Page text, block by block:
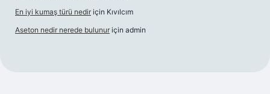
En iyi kumaş türü nedir için Kıvılcım
Aseton nedir nerede bulunur için admin